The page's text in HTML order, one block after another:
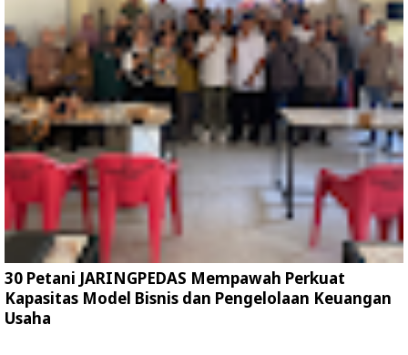
30 Petani JARINGPEDAS Mempawah Perkuat
Kapasitas Model Bisnis dan Pengelolaan Keuangan
Usaha